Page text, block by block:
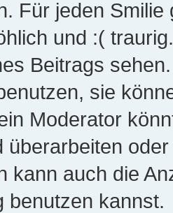
Für jeden
und :(
Beitrags
sie
Moderator
überarbeiten
kann auch die
benutzen kannst.